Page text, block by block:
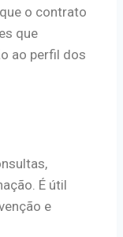
o contrato
que
ao perfil dos
É útil
e